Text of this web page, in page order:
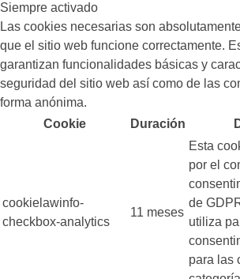
Siempre activado
Las cookies necesarias son
que el sitio web funcione correctamente.
garantizan funcionalidades básicas y
seguridad del sitio web así como de las
forma anónima.
Cookie
Duración
cookielawinfo-
checkbox-analytics
11 meses
Esta
por el
de
utiliza
para las